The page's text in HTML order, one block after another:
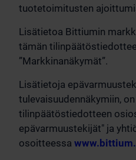
tuotetoimitusten
Lisätietoa Bittiumin
tämän
”Markkinanäkymät”.
Lisätietoja
tulevaisuudennäkymiin,
tilinpäätöstiedotteen
epävarmuustekijät" ja
osoitteessa